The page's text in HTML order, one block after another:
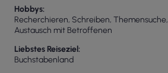
Hobbys
Recherchieren, Schreiben, Themensuche,
Austausch mit Betroffenen
Liebstes Reiseziel
Buchstabenland